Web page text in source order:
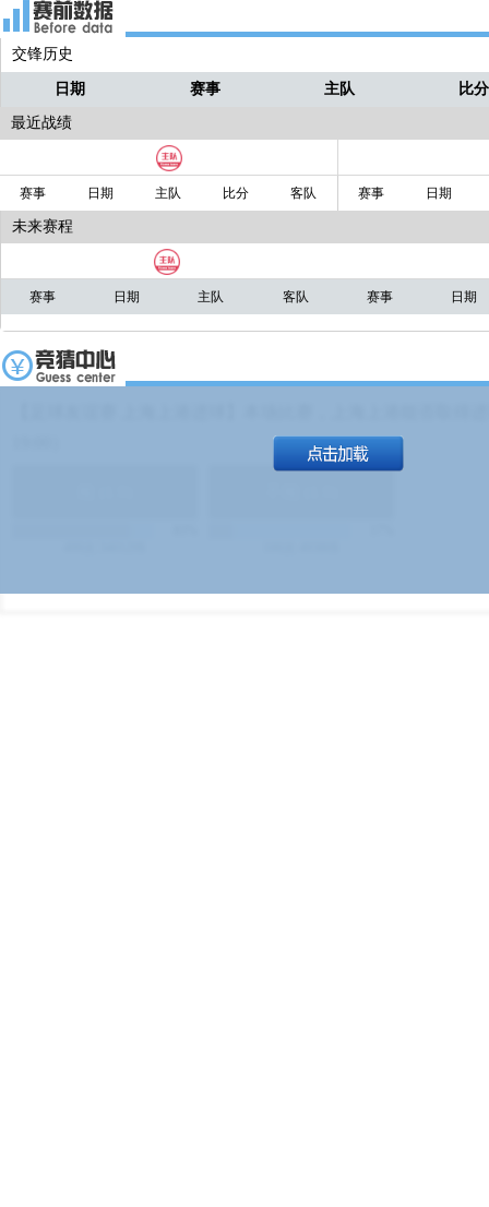
交锋历史
日期 赛事 主队 比分
最近战绩
赛事 日期 主队 比分 客队 赛事 日期
未来赛程
赛事 日期 主队 客队 赛事 日期